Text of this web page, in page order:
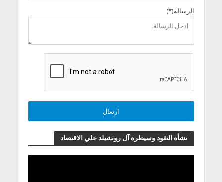
الرسالة(*)
نشأة النقود وسيطرة آل روتشيلد علي الاقتصاد